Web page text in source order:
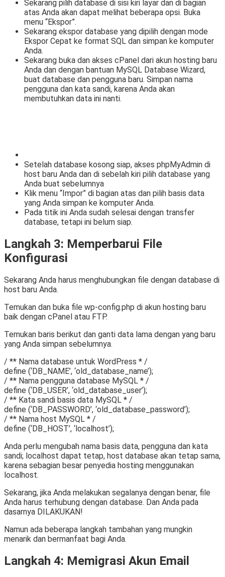
Sekarang pilih database di sisi kiri layar dan di bagian
atas Anda akan dapat melihat beberapa opsi. Buka
menu “Ekspor”.
Sekarang ekspor database yang dipilih dengan mode
Ekspor Cepat ke format SQL dan simpan ke komputer
Anda.
Sekarang buka dan akses cPanel dari akun hosting baru
Anda dan dengan bantuan MySQL Database Wizard,
buat database dan pengguna baru. Simpan nama
pengguna dan kata sandi, karena Anda akan
membutuhkan data ini nanti.
Setelah database kosong siap, akses phpMyAdmin di
host baru Anda dan di sebelah kiri pilih database yang
Anda buat sebelumnya
Klik menu “Impor” di bagian atas dan pilih basis data
yang Anda simpan ke komputer Anda.
Pada titik ini Anda sudah selesai dengan transfer
database, tetapi ini belum siap.
Langkah 3: Memperbarui File
Konfigurasi
Sekarang Anda harus menghubungkan file dengan database di
host baru Anda.
Temukan dan buka file wp-config.php di akun hosting baru
baik dengan cPanel atau FTP.
Temukan baris berikut dan ganti data lama dengan yang baru
yang Anda simpan sebelumnya.
/ ** Nama database untuk WordPress * /
define (‘DB_NAME’, ‘old_database_name’);
/ ** Nama pengguna database MySQL * /
define (‘DB_USER’, ‘old_database_user’);
/ ** Kata sandi basis data MySQL * /
define (‘DB_PASSWORD’, ‘old_database_password’);
/ ** Nama host MySQL * /
define (‘DB_HOST’, ‘localhost’);
Anda perlu mengubah nama basis data, pengguna dan kata
sandi; localhost dapat tetap, host database akan tetap sama,
karena sebagian besar penyedia hosting menggunakan
localhost.
Sekarang, jika Anda melakukan segalanya dengan benar, file
Anda harus terhubung dengan database. Dan Anda pada
dasarnya DILAKUKAN!
Namun ada beberapa langkah tambahan yang mungkin
menarik dan bermanfaat bagi Anda.
Langkah 4: Memigrasi Akun Email